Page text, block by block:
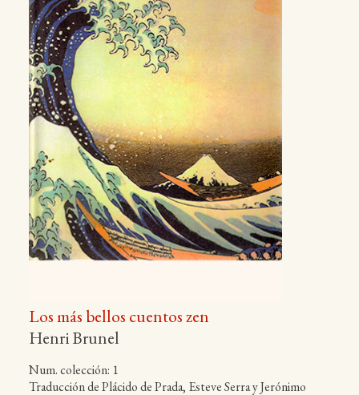
Los más bellos cuentos zen
Henri Brunel
Num. colección: 1
Traducción de Plácido de Prada, Esteve Serra y Jerónimo